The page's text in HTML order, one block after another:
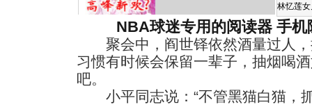
林忆莲
NBA球迷专用的阅读器 手机
聚会中，阎世铎依然酒量过人，
习惯有时候会保留一辈子，抽烟喝
吧。
小平同志说：“不管黑猫白猫，